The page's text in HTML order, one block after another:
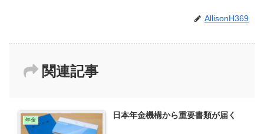
AllisonH369
関連記事
年金 日本年金機構から重要書類が届く